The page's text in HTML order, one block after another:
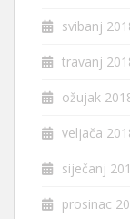
svibanj
travanj
ožujak
veljača
siječanj
prosinac